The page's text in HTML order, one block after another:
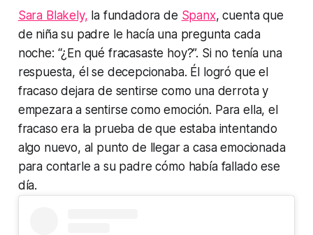
Sara Blakely, la fundadora de Spanx, cuenta que
de niña su padre le hacía una pregunta cada
noche: “¿En qué fracasaste hoy?”. Si no tenía una
respuesta, él se decepcionaba. Él logró que el
fracaso dejara de sentirse como una derrota y
empezara a sentirse como emoción. Para ella, el
fracaso era la prueba de que estaba intentando
algo nuevo, al punto de llegar a casa emocionada
para contarle a su padre cómo había fallado ese
día.